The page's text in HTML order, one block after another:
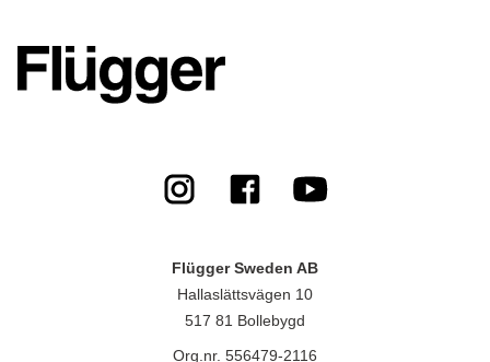
Flügger Sweden AB
Hallaslättsvägen 10
517 81 Bollebygd
Org.nr. 556479-2116